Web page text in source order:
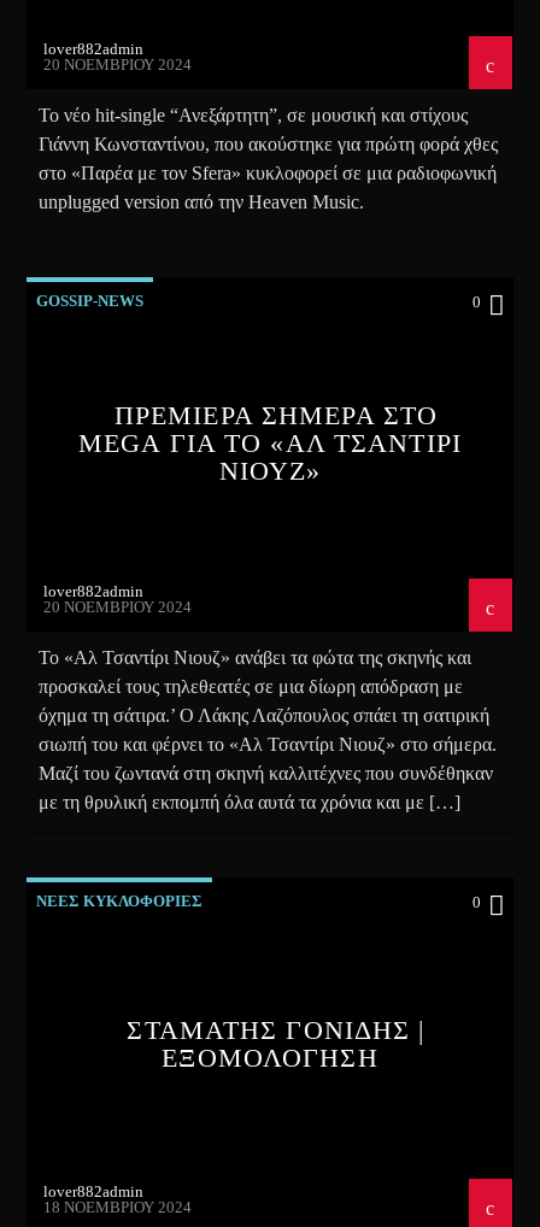
lover882admin
20 ΝΟΕΜΒΡΊΟΥ 2024
Το νέο hit-single “Ανεξάρτητη”, σε μουσική και στίχους
Γιάννη Κωνσταντίνου, που ακούστηκε για πρώτη φορά χθες
στο «Παρέα με τον Sfera» κυκλοφορεί σε μια ραδιοφωνική
unplugged version από την Heaven Music.
GOSSIP-NEWS 0
ΠΡΕΜΙΕΡΑ ΣΗΜΕΡΑ ΣΤΟ
MEGA ΓΙΑ ΤΟ «ΑΛ ΤΣΑΝΤΙΡΙ
ΝΙΟΥΖ»
lover882admin
20 ΝΟΕΜΒΡΊΟΥ 2024
Το «Αλ Τσαντίρι Νιουζ» ανάβει τα φώτα της σκηνής και
προσκαλεί τους τηλεθεατές σε μια δίωρη απόδραση με
όχημα τη σάτιρα.’ Ο Λάκης Λαζόπουλος σπάει τη σατιρική
σιωπή του και φέρνει το «Αλ Τσαντίρι Νιουζ» στο σήμερα.
Μαζί του ζωντανά στη σκηνή καλλιτέχνες που συνδέθηκαν
με τη θρυλική εκπομπή όλα αυτά τα χρόνια και με […]
ΝΕΕΣ ΚΥΚΛΟΦΟΡΙΕΣ 0
ΣΤΑΜΑΤΗΣ ΓΟΝΙΔΗΣ |
ΕΞΟΜΟΛΟΓΗΣΗ
lover882admin
18 ΝΟΕΜΒΡΊΟΥ 2024